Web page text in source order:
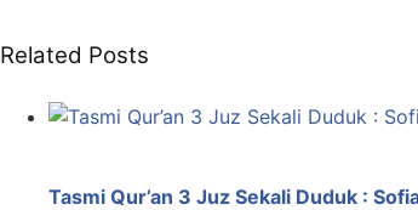
Related Posts
Tasmi Qur’an 3 Juz Sekali Duduk :